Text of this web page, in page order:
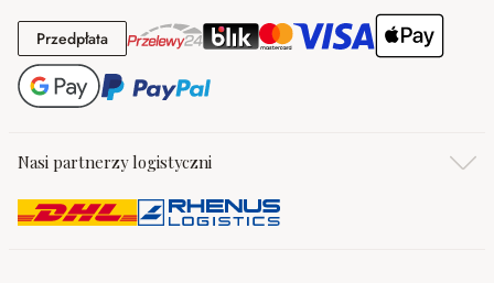
PrzedpłataPrzedpłata
Nasi partnerzy logistyczni